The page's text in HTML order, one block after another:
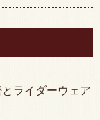
ライダーウェア